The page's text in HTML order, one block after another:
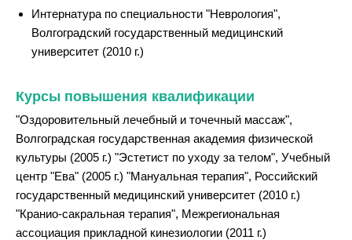
Интернатура по специальности "Неврология",
Волгоградский государственный медицинский
университет (2010 г.)
Курсы повышения квалификации
"Оздоровительный лечебный и точечный массаж",
Волгоградская государственная академия физической
культуры (2005 г.) "Эстетист по уходу за телом", Учебный
центр "Ева" (2005 г.) "Мануальная терапия", Российский
государственный медицинский университет (2010 г.)
"Кранио-сакральная терапия", Межрегиональная
ассоциация прикладной кинезиологии (2011 г.)